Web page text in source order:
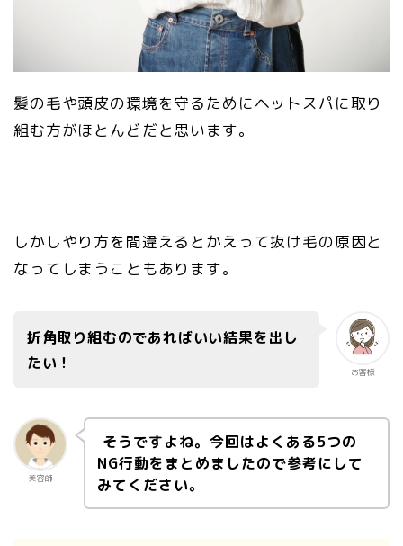
髪の毛や頭皮の環境を守るためにヘットスパに取り
組む方がほとんどだと思います。
しかしやり方を間違えるとかえって抜け毛の原因と
なってしまうこともあります。
お客様
折角取り組むのであればいい結果を出し
たい！
美容師
そうですよね。今回はよくある5つの
NG行動をまとめましたので参考にして
みてください。